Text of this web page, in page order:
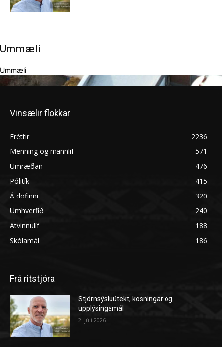
Ummæli
Ummæli
Vinsælir flokkar
Fréttir
2236
Menning og mannlíf
571
Umræðan
476
Pólitík
415
Á döfinni
320
Umhverfið
240
Atvinnulíf
188
Skólamál
186
Frá ritstjóra
Stjórnsýsluútekt, kosningar og
upplýsingamál
2. júlí 2026